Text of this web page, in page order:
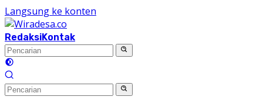
Langsung ke konten
RedaksiKontak